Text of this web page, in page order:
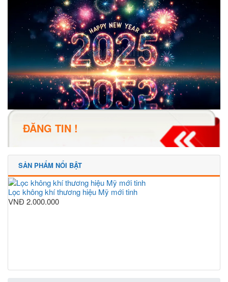
ĐĂNG TIN !
SẢN PHẨM NỔI BẬT
Lọc không khí thương hiệu Mỹ mới tinh
VNĐ 2.000.000